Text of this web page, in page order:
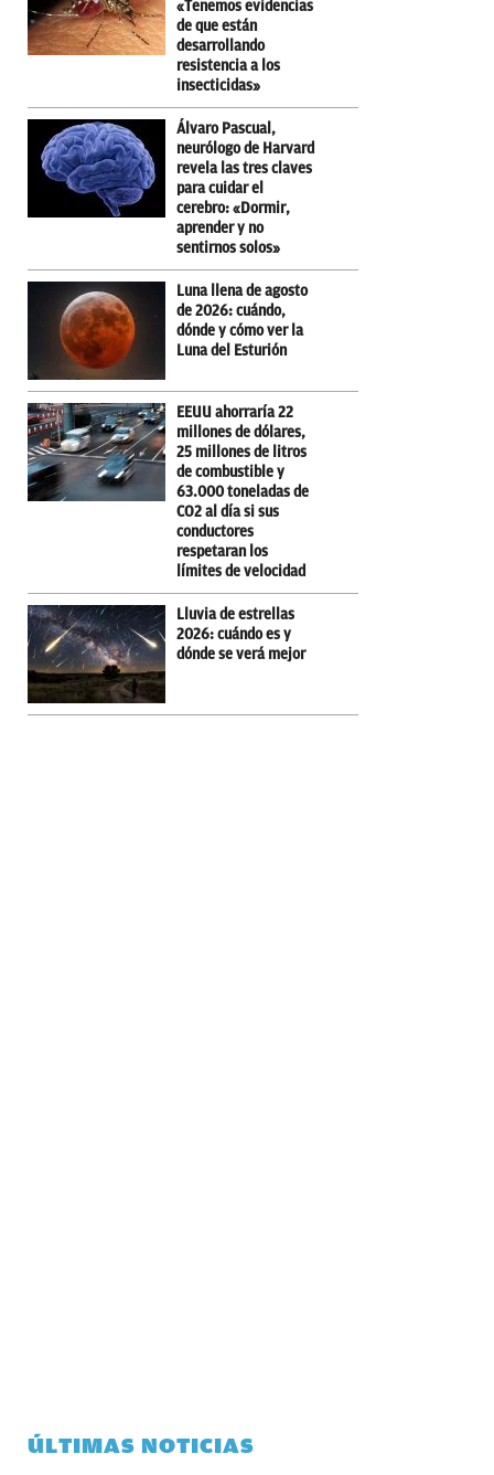
«Tenemos evidencias
de que están
desarrollando
resistencia a los
insecticidas»
Álvaro Pascual,
neurólogo de Harvard
revela las tres claves
para cuidar el
cerebro: «Dormir,
aprender y no
sentirnos solos»
Luna llena de agosto
de 2026: cuándo,
dónde y cómo ver la
Luna del Esturión
EEUU ahorraría 22
millones de dólares,
25 millones de litros
de combustible y
63.000 toneladas de
CO2 al día si sus
conductores
respetaran los
límites de velocidad
Lluvia de estrellas
2026: cuándo es y
dónde se verá mejor
ÚLTIMAS NOTICIAS